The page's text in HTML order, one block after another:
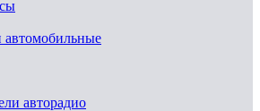
авторадио